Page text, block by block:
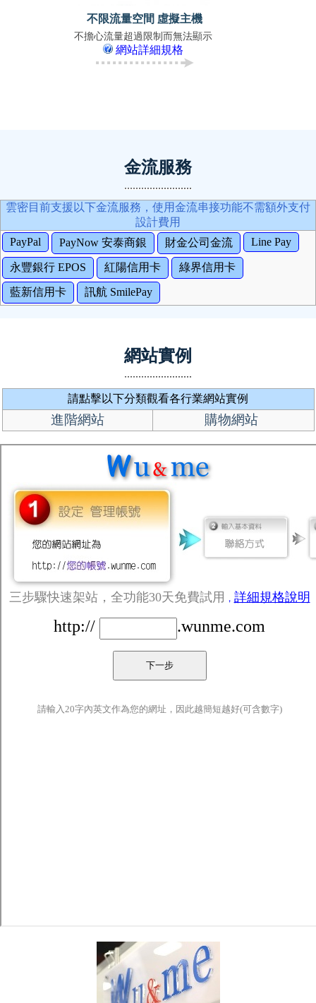
不限流量空間 虛擬主機
不擔心流量超過限制而無法顯示
網站詳細規格
金流服務
雲密目前支援以下金流服務，使用金流串接功能不需額外支付
設計費用
PayPal
PayNow 安泰商銀 財金公司金流 Line Pay
永豐銀行 EPOS 紅陽信用卡 綠界信用卡
藍新信用卡 訊航 SmilePay
網站實例
請點擊以下分類觀看各行業網站實例
進階網站 購物網站